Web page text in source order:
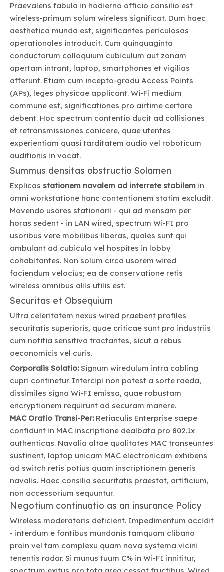
Praevalens fabula in hodierno officio consilio est
wireless-primum solum wireless significat. Dum haec
aesthetica munda est, significantes periculosas
operationales introducit. Cum quinquaginta
conductorum colloquium cubiculum aut zonam
apertam intrant, laptop, smartphones et vigilias
afferunt. Etiam cum incepto-gradu Access Points
(APs), leges physicae applicant. Wi-Fi medium
commune est, significationes pro airtime certare
debent. Hoc spectrum contentio ducit ad collisiones
et retransmissiones conicere, quae utentes
experientiam quasi tarditatem audio vel roboticum
auditionis in vocat.
Summus densitas obstructio Solamen
Explicas stationem navalem ad interrete stabilem in
omni workstatione hanc contentionem statim excludit.
Movendo usores stationarii - qui ad mensam per
horas sedent - in LAN wired, spectrum Wi-FI pro
usoribus vere mobilibus liberas, quales sunt qui
ambulant ad cubicula vel hospites in lobby
cohabitantes. Non solum circa usorem wired
faciendum velocius; ea de conservatione retis
wireless omnibus aliis utilis est.
Securitas et Obsequium
Ultra celeritatem nexus wired praebent profiles
securitatis superioris, quae criticae sunt pro industriis
cum notitia sensitiva tractantes, sicut a rebus
oeconomicis vel curis.
Corporalis Solatio:Signum wiredulum intra cabling
cupri continetur. Intercipi non potest a sorte raeda,
dissimiles signa Wi-FI emissa, quae robustam
encryptionem requirunt ad securam manere.
MAC Oratio Transi-Per: Retiaculis Enterprise saepe
confidunt in MAC inscriptione dealbata pro 802.1x
authenticas. Navalia altae qualitates MAC transeuntes
sustinent, laptop unicam MAC electronicam exhibens
ad switch retis potius quam inscriptionem generis
navalis. Haec consilia securitatis praestat, artificium,
non accessorium sequuntur.
Negotium continuatio as an insurance Policy
Wireless moderatoris deficient. Impedimentum accidit
- interdum e fontibus mundanis tamquam clibano
proin vel tam complexu quam nova systema vicini
tenentis radar. Si munus tuum C% in Wi-FI innititur,